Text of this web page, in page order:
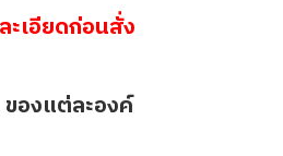
เอียดก่อนสั่ง
องแต่ละองค์